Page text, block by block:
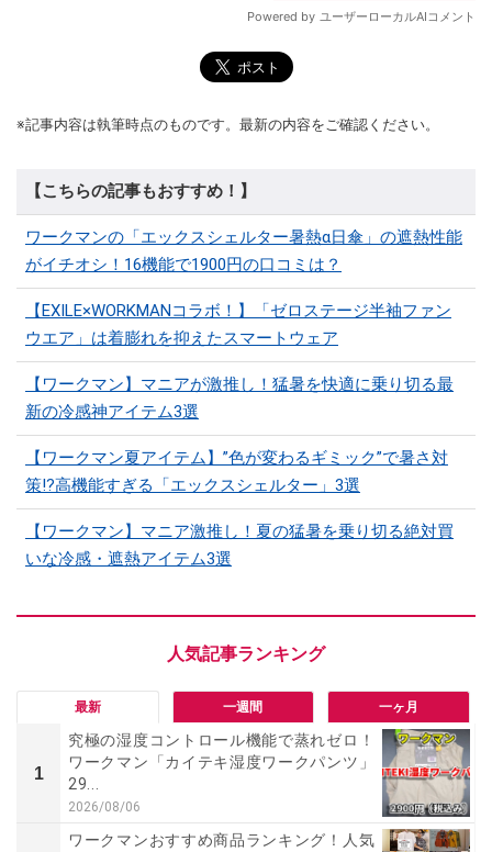
※記事内容は執筆時点のものです。最新の内容をご確認ください。
【こちらの記事もおすすめ！】
ワークマンの「エックスシェルター暑熱α日傘」の遮熱性能
がイチオシ！16機能で1900円の口コミは？
【EXILE×WORKMANコラボ！】「ゼロステージ半袖ファン
ウエア」は着膨れを抑えたスマートウェア
【ワークマン】マニアが激推し！猛暑を快適に乗り切る最
新の冷感神アイテム3選
【ワークマン夏アイテム】”色が変わるギミック”で暑さ対
策!?高機能すぎる「エックスシェルター」3選
【ワークマン】マニア激推し！夏の猛暑を乗り切る絶対買
いな冷感・遮熱アイテム3選
最新 一週間 一ヶ月
1
究極の湿度コントロール機能で蒸れゼロ！
ワークマン「カイテキ湿度ワークパンツ」
29...
2026/08/06
ワークマンおすすめ商品ランキング！人気